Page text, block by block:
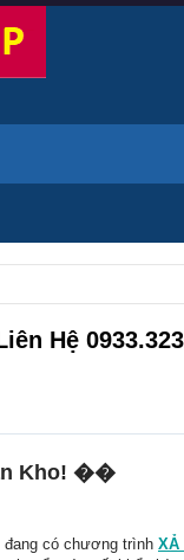
Hệ
Kho! ��
đang có chương trình XẢ